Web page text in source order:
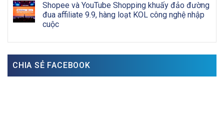
Shopee và YouTube Shopping khuấy đảo đường
đua affiliate 9.9, hàng loạt KOL công nghệ nhập
cuộc
CHIA SẺ FACEBOOK